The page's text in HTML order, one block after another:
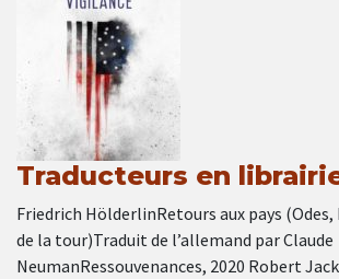
Traducteurs en
Friedrich HölderlinRetours aux pays (Odes,
de la tour)Traduit de l’allemand par Claude
NeumanRessouvenances, 2020 Robert